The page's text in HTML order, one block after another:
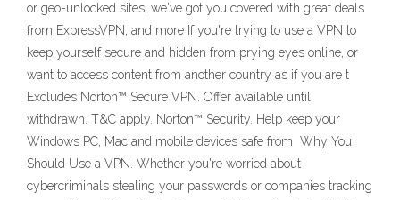
or geo-unlocked sites, we've got you covered with great deals
from ExpressVPN, and more If you're trying to use a VPN to
keep yourself secure and hidden from prying eyes online, or
want to access content from another country as if you are t
Excludes Norton™ Secure VPN. Offer available until
withdrawn. T&C apply. Norton™ Security. Help keep your
Windows PC, Mac and mobile devices safe from Why You
Should Use a VPN. Whether you're worried about
cybercriminals stealing your passwords or companies tracking